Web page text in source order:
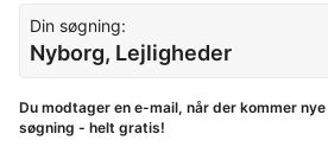
Din søgning:
Nyborg, Lejligheder
Du modtager en e-mail, når der kommer
søgning - helt gratis!